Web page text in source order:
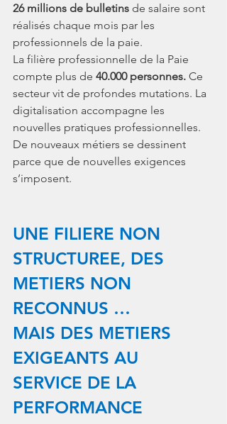
26 millions de bulletins de salaire sont
réalisés chaque mois par les
professionnels de la paie.
La filière professionnelle de la Paie
compte plus de 40.000 personnes. Ce
secteur vit de profondes mutations. La
digitalisation accompagne les
nouvelles pratiques professionnelles.
De nouveaux métiers se dessinent
parce que de nouvelles exigences
s’imposent.
UNE FILIERE NON
STRUCTUREE, DES
METIERS NON
RECONNUS …
MAIS DES METIERS
EXIGEANTS AU
SERVICE DE LA
PERFORMANCE